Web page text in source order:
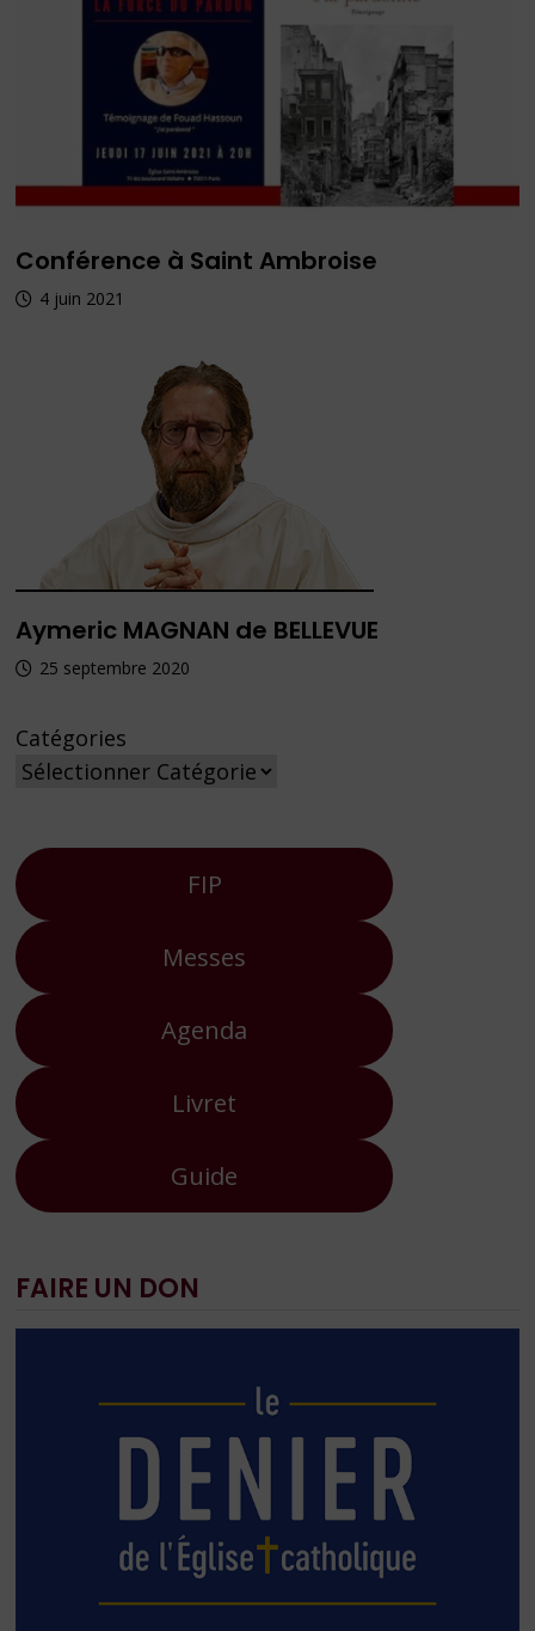
Conférence à Saint Ambroise
4 juin 2021
Aymeric MAGNAN de BELLEVUE
25 septembre 2020
Catégories
FIP
Messes
Agenda
Livret
Guide
FAIRE UN DON